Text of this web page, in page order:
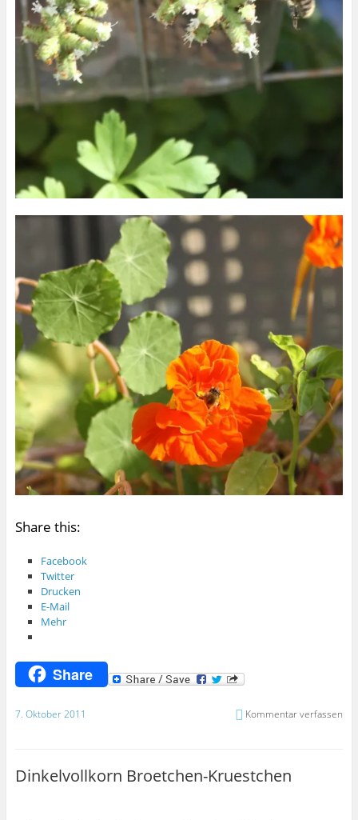
Share this:
Facebook
Twitter
Drucken
E-Mail
Mehr
Share
7. Oktober 2011 Kommentar verfassen
Dinkelvollkorn Broetchen-Kruestchen